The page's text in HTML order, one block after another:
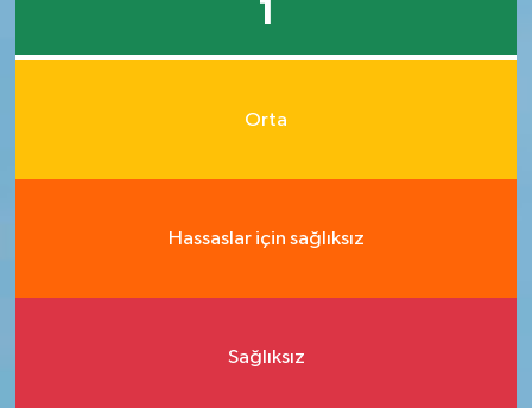
1
Orta
Hassaslar için sağlıksız
Sağlıksız